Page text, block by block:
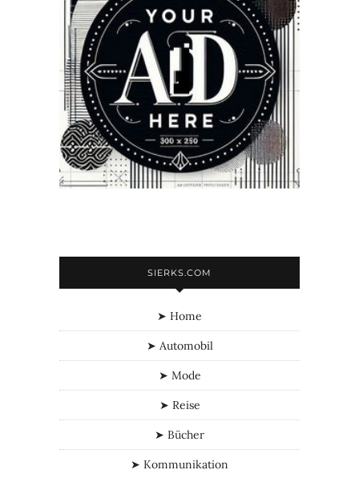
SIERKS.COM
➤ Home
➤ Automobil
➤ Mode
➤ Reise
➤ Bücher
➤ Kommunikation